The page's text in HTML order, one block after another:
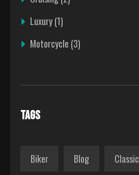
Luxury(1)
Motorcycle (3)
TAGS
Biker Blog Classic